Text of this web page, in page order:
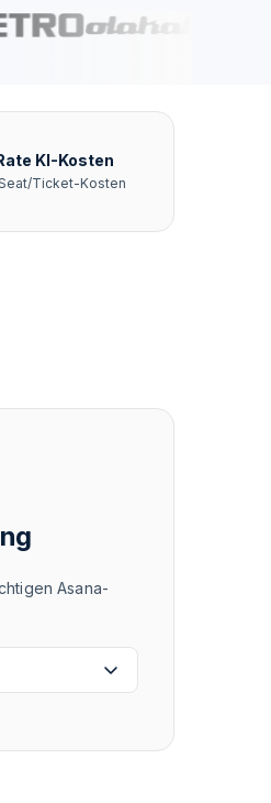
KI-Kosten
Ticket-Kosten
Asana-